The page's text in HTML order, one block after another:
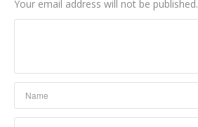
Your email address will not be published.